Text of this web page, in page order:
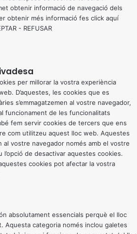
obtenir informació de navegació dels
obtenir més informació fes click aquí
- REFUSAR
per millorar la vostra experiència
D’aquestes, les cookies que es
s’emmagatzemen al vostre navegador,
funcionament de les funcionalitats
fem servir cookies de tercers que ens
com utilitzeu aquest lloc web. Aquestes
al vostre navegador només amb el vostre
de desactivar aquestes cookies.
cookies pot afectar la vostra
absolutament essencials perquè el lloc
Aquesta categoria només inclou galetes